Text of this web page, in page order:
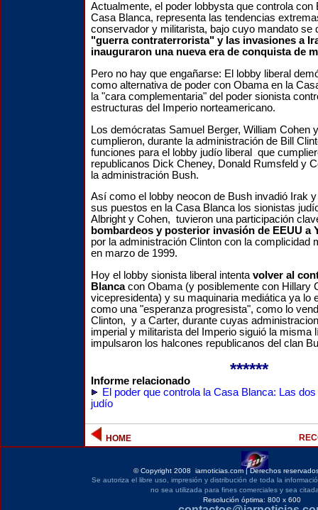
Actualmente, el poder lobbysta que controla con
Casa Blanca, representa las tendencias
conservador y militarista, bajo cuyo mandato se
"guerra contraterrorista" y las invasiones a
inauguraron una nueva era de conquista de
Pero no hay que engañarse: El lobby liberal
como alternativa de poder con Obama en la
la "cara complementaria" del poder sionista
estructuras del Imperio norteamericano.
Los demócratas Samuel Berger, William Cohen
cumplieron, durante la administración de Bill
funciones para el lobby judío liberal que
republicanos Dick Cheney, Donald Rumsfeld y
la administración Bush.
Así como el lobby neocon de Bush invadió Irak
sus puestos en la Casa Blanca los sionistas
Albright y Cohen, tuvieron una participación
bombardeos y posterior invasión de EEUU a
por la administración Clinton con la complicidad
en marzo de 1999.
Hoy el lobby sionista liberal intenta volver al
Blancacon Obama (y posiblemente con Hillary
vicepresidenta) y su maquinaria mediática ya lo
como una "esperanza progresista", como lo
Clinton, y a Carter, durante cuyas
imperial y militarista del Imperio siguió la misma
impulsaron los halcones republicanos del clan
******
Informe relacionado
El poder que controla la Casa Blanca: Las
judío
HOME
© Copyright 2008 iarnoticias.com | Derechos
Se autoriza el libre uso, impresión y distribución de toda la
no sea utilizada para fines comerciales y sea
Resolución óptima: 800 x 600